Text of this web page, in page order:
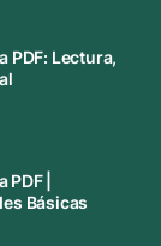
PDF: Lectura,
|
Básicas